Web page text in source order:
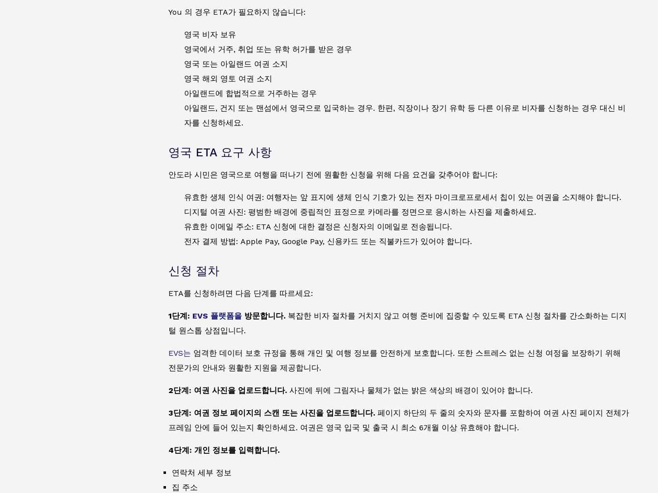
You 의 경우 ETA가 필요하지 않습니다:
영국 비자 보유
영국에서 거주, 취업 또는 유학 허가를 받은 경우
영국 또는 아일랜드 여권 소지
영국 해외 영토 여권 소지
아일랜드에 합법적으로 거주하는 경우
아일랜드, 건지 또는 맨섬에서 영국으로 입국하는 경우. 한편, 직장이나 장기 유학 등 다른 이유로 비자를 신청하는 경우 대신 비
자를 신청하세요.
영국 ETA 요구 사항
안도라 시민은 영국으로 여행을 떠나기 전에 원활한 신청을 위해 다음 요건을 갖추어야 합니다:
유효한 생체 인식 여권: 여행자는 앞 표지에 생체 인식 기호가 있는 전자 마이크로프로세서 칩이 있는 여권을 소지해야 합니다.
디지털 여권 사진: 평범한 배경에 중립적인 표정으로 카메라를 정면으로 응시하는 사진을 제출하세요.
유효한 이메일 주소: ETA 신청에 대한 결정은 신청자의 이메일로 전송됩니다.
전자 결제 방법: Apple Pay, Google Pay, 신용카드 또는 직불카드가 있어야 합니다.
신청 절차
ETA를 신청하려면 다음 단계를 따르세요:
1단계: EVS 플랫폼을 방문합니다. 복잡한 비자 절차를 거치지 않고 여행 준비에 집중할 수 있도록 ETA 신청 절차를 간소화하는 디지
털 원스톱 상점입니다.
EVS는 엄격한 데이터 보호 규정을 통해 개인 및 여행 정보를 안전하게 보호합니다. 또한 스트레스 없는 신청 여정을 보장하기 위해
전문가의 안내와 원활한 지원을 제공합니다.
2단계: 여권 사진을 업로드합니다. 사진에 뒤에 그림자나 물체가 없는 밝은 색상의 배경이 있어야 합니다.
3단계: 여권 정보 페이지의 스캔 또는 사진을 업로드합니다. 페이지 하단의 두 줄의 숫자와 문자를 포함하여 여권 사진 페이지 전체가
프레임 안에 들어 있는지 확인하세요. 여권은 영국 입국 및 출국 시 최소 6개월 이상 유효해야 합니다.
4단계: 개인 정보를 입력합니다.
연락처 세부 정보
집 주소